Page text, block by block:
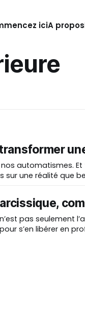
iciA propos
Et très
sur une réalité que
pas seulement
s’en libérer en